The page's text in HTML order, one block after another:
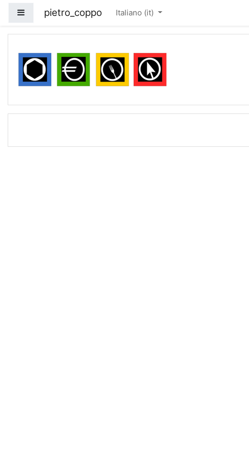
Pannello laterale
pietro_coppo Italiano ‎(it)‎